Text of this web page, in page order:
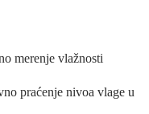
merenje vlažnosti
praćenje nivoa vlage u